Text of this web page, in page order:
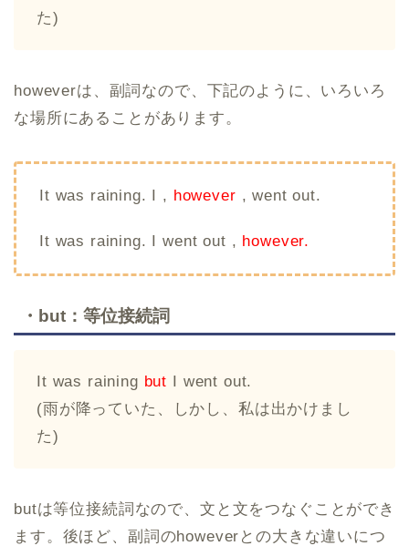
た)
howeverは、副詞なので、下記のように、いろいろ
な場所にあることがあります。
It was raining. I , however , went out.
It was raining. I went out , however.
・but：等位接続詞
It was raining but I went out.
(雨が降っていた、しかし、私は出かけまし
た)
butは等位接続詞なので、文と文をつなぐことができ
ます。後ほど、副詞のhoweverとの大きな違いにつ